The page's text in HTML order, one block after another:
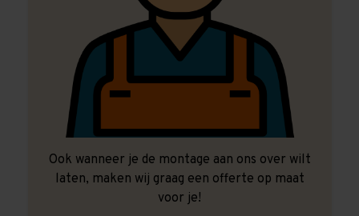
Ook wanneer je de montage aan ons over wilt
laten, maken wij graag een offerte op maat
voor je!